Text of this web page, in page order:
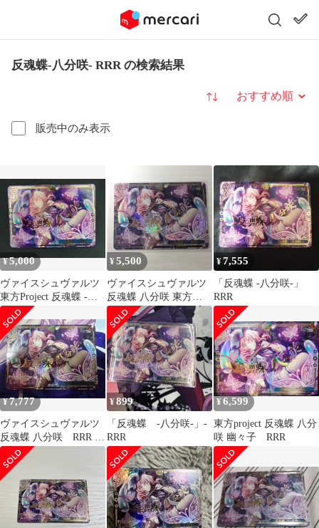
反魂蝶‐八分咲‐ RRR の検索結果
販売中のみ表示
並び替え
¥5,000
ヴァイスシュヴァルツ
東方Project 反魂蝶 -八
分咲- RRR
¥5,500
ヴァイスシュヴァルツ
反魂蝶 八分咲 東方
Project 西行寺幽々子
RRR
¥7,555
「反魂蝶 -八分咲-」
RRR
¥7,777
ヴァイスシュヴァルツ
反魂蝶 八分咲 RRR 東
方Project
¥899
「反魂蝶 ‐八分咲‐」-
RRR
¥6,599
東方project 反魂蝶 八分
咲 幽々子 RRR